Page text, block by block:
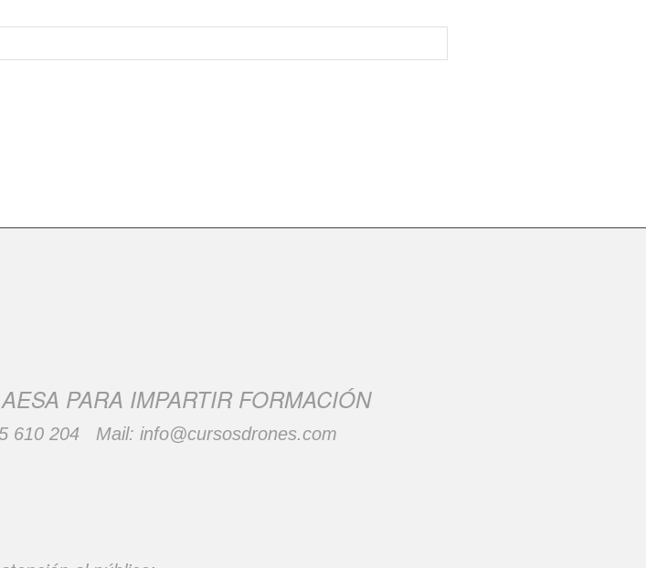
PARA IMPARTIR FORMACIÓN
610 204 Mail: info@cursosdrones.com